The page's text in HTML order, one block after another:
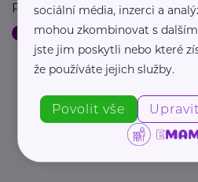
První mobil
Bezpečnost Děti Technologie
sociální média, inzerci a
mohou zkombinovat s
jste jim poskytli nebo které
že používáte jejich služby.
Povolit vše Upravit